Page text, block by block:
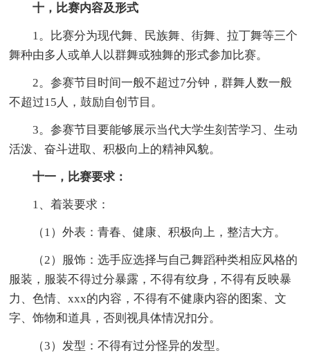
十，比赛内容及形式
1。比赛分为现代舞、民族舞、街舞、拉丁舞等三个
舞种由多人或单人以群舞或独舞的形式参加比赛。
2。参赛节目时间一般不超过7分钟，群舞人数一般
不超过15人，鼓励自创节目。
3。参赛节目要能够展示当代大学生刻苦学习、生动
活泼、奋斗进取、积极向上的精神风貌。
十一，比赛要求：
1、着装要求：
（1）外表：青春、健康、积极向上，整洁大方。
（2）服饰：选手应选择与自己舞蹈种类相应风格的
服装，服装不得过分暴露，不得有纹身，不得有反映暴
力、色情、xxx的内容，不得有不健康内容的图案、文
字、饰物和道具，否则视具体情况扣分。
（3）发型：不得有过分怪异的发型。